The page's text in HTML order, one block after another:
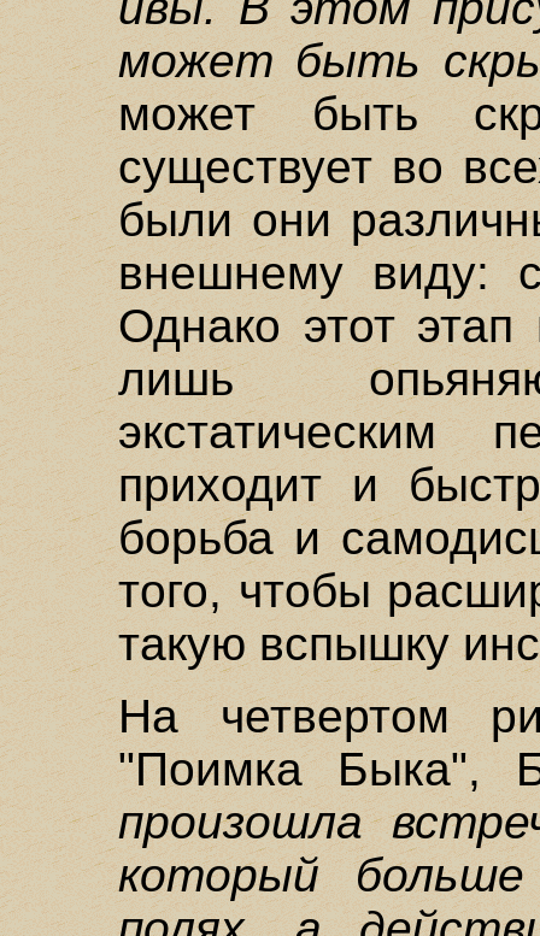
может быть
может быть
существует во
были они
внешнему виду:
Однако этот этап
лишь
экстатическим
приходит и
борьба и
того, чтобы
такую вспышку
На четвертом
"Поимка Быка",
произошла
который